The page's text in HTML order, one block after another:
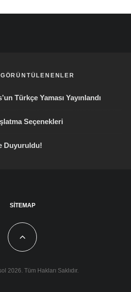
Türkçe Yaması Yayınlandı
Seçenekleri
Duyuruldu!
SITEMAP
2026. Tüm Hakları Saklıdır.